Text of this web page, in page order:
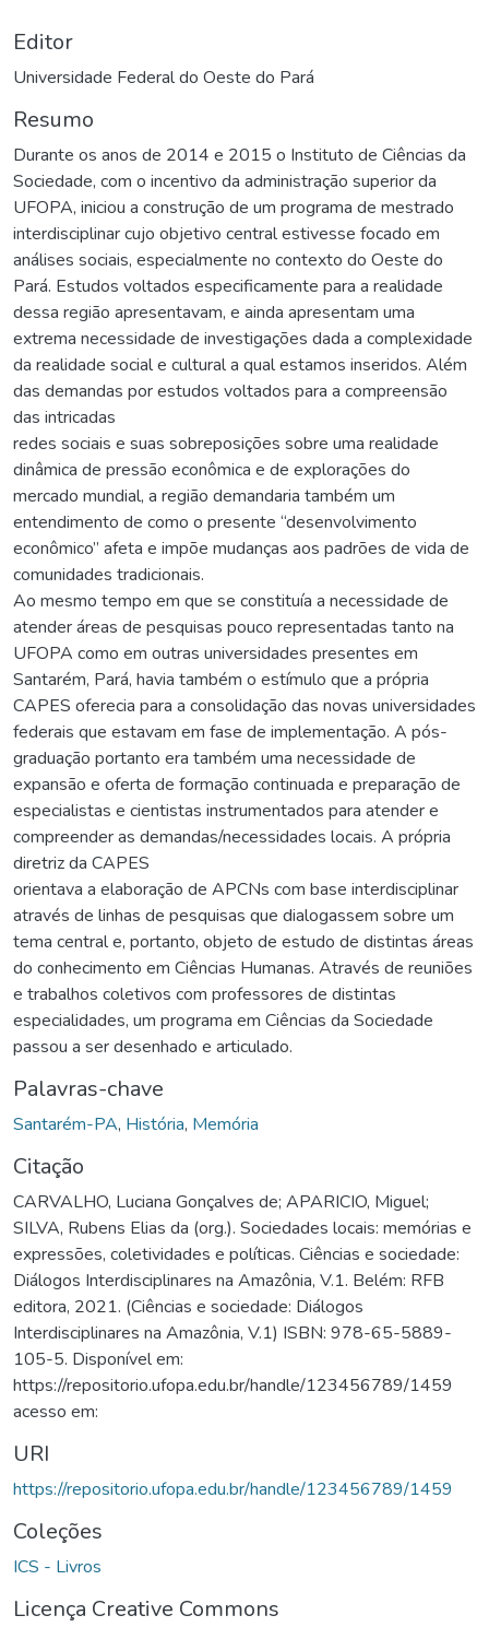
Editor
Universidade Federal do Oeste do Pará
Resumo
Durante os anos de 2014 e 2015 o Instituto de Ciências da
Sociedade, com o incentivo da administração superior da
UFOPA, iniciou a construção de um programa de mestrado
interdisciplinar cujo objetivo central estivesse focado em
análises sociais, especialmente no contexto do Oeste do
Pará. Estudos voltados especificamente para a realidade
dessa região apresentavam, e ainda apresentam uma
extrema necessidade de investigações dada a complexidade
da realidade social e cultural a qual estamos inseridos. Além
das demandas por estudos voltados para a compreensão
das intricadas
redes sociais e suas sobreposições sobre uma realidade
dinâmica de pressão econômica e de explorações do
mercado mundial, a região demandaria também um
entendimento de como o presente “desenvolvimento
econômico” afeta e impõe mudanças aos padrões de vida de
comunidades tradicionais.
Ao mesmo tempo em que se constituía a necessidade de
atender áreas de pesquisas pouco representadas tanto na
UFOPA como em outras universidades presentes em
Santarém, Pará, havia também o estímulo que a própria
CAPES oferecia para a consolidação das novas universidades
federais que estavam em fase de implementação. A pós-
graduação portanto era também uma necessidade de
expansão e oferta de formação continuada e preparação de
especialistas e cientistas instrumentados para atender e
compreender as demandas/necessidades locais. A própria
diretriz da CAPES
orientava a elaboração de APCNs com base interdisciplinar
através de linhas de pesquisas que dialogassem sobre um
tema central e, portanto, objeto de estudo de distintas áreas
do conhecimento em Ciências Humanas. Através de reuniões
e trabalhos coletivos com professores de distintas
especialidades, um programa em Ciências da Sociedade
passou a ser desenhado e articulado.
Palavras-chave
Santarém-PA, História, Memória
Citação
CARVALHO, Luciana Gonçalves de; APARICIO, Miguel;
SILVA, Rubens Elias da (org.). Sociedades locais: memórias e
expressões, coletividades e políticas. Ciências e sociedade:
Diálogos Interdisciplinares na Amazônia, V.1. Belém: RFB
editora, 2021. (Ciências e sociedade: Diálogos
Interdisciplinares na Amazônia, V.1) ISBN: 978-65-5889-
105-5. Disponível em:
https://repositorio.ufopa.edu.br/handle/123456789/1459
acesso em:
URI
https://repositorio.ufopa.edu.br/handle/123456789/1459
Coleções
ICS - Livros
Licença Creative Commons